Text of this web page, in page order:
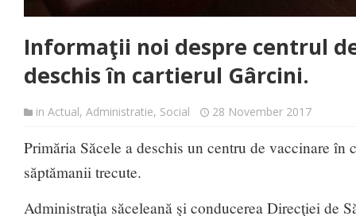
Informaţii noi despre centrul
deschis în cartierul Gârcini.
in Actual, Administratie, Social 28 November 2017
Primăria Săcele a deschis un centru de vaccinare
săptămanii trecute.
Administraţia săceleană şi conducerea Direcţiei de